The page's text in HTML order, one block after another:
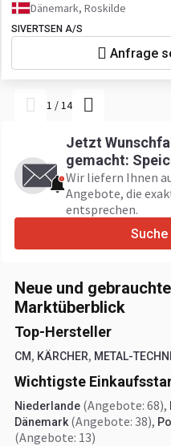
Dänemark, Roskilde
SIVERTSEN A/S
Anfrage
1 /14
Jetzt
gemacht:
Wir liefern Ihnen
Angebote, die
entsprechen.
Neue und
Marktüberblick
Top-Hersteller
CM, KÄRCHER, METAL-
Wichtigste
Niederlande (Angebote: 68),
Dänemark (Angebote: 38),
(Angebote: 13)